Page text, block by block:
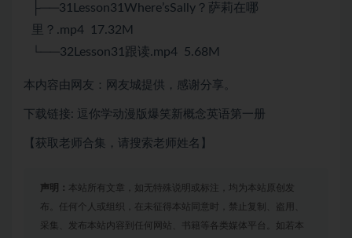
├──31Lesson31Where’sSally？萨莉在哪
里？.mp4 17.32M
└──32Lesson31跟读.mp4 5.68M
本内容由网友：网友城提供，感谢分享。
下载链接: 逗你学动漫版爆笑新概念英语第一册
【获取老师合集，请搜索老师姓名】
声明： 本站所有文章，如无特殊说明或标注，均为本站原创发
布。任何个人或组织，在未征得本站同意时，禁止复制、盗用、
采集、发布本站内容到任何网站、书籍等各类媒体平台。如若本